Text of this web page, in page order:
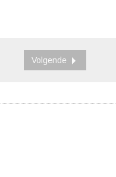
Volgende